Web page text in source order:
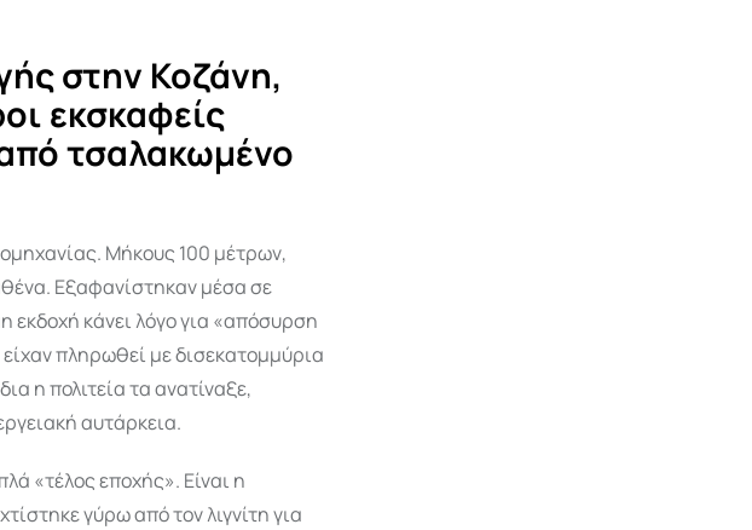
στην Κοζάνη,
εκσκαφείς
τσαλακωμένο
Μήκους 100 μέτρων,
Εξαφανίστηκαν μέσα σε
εκδοχή κάνει λόγο για «απόσυρση
πληρωθεί με δισεκατομμύρια
η πολιτεία τα ανατίναξε,
αυτάρκεια.
«τέλος εποχής». Είναι η
γύρω από τον λιγνίτη για